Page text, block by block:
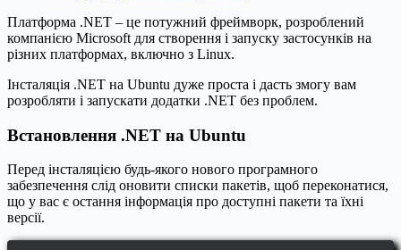
Платформа .NET – це потужний фреймворк, розроблений
компанією Microsoft для створення і запуску застосунків на
різних платформах, включно з Linux.
Інсталяція .NET на Ubuntu дуже проста і дасть змогу вам
розробляти і запускати додатки .NET без проблем.
Встановлення .NET на Ubuntu
Перед інсталяцією будь-якого нового програмного
забезпечення слід оновити списки пакетів, щоб переконатися,
що у вас є остання інформація про доступні пакети та їхні
версії.